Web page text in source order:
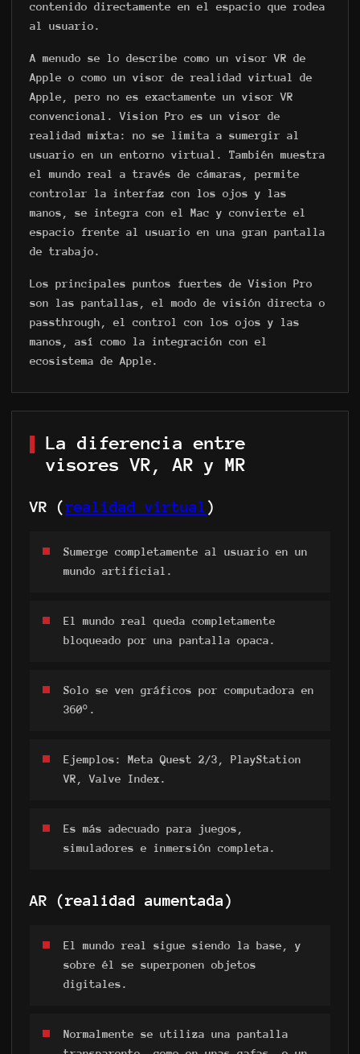
contenido directamente en el espacio que rodea
al usuario.
A menudo se lo describe como un visor VR de
Apple o como un visor de realidad virtual de
Apple, pero no es exactamente un visor VR
convencional. Vision Pro es un visor de
realidad mixta: no se limita a sumergir al
usuario en un entorno virtual. También muestra
el mundo real a través de cámaras, permite
controlar la interfaz con los ojos y las
manos, se integra con el Mac y convierte el
espacio frente al usuario en una gran pantalla
de trabajo.
Los principales puntos fuertes de Vision Pro
son las pantallas, el modo de visión directa o
passthrough, el control con los ojos y las
manos, así como la integración con el
ecosistema de Apple.
La diferencia entre
visores VR, AR y MR
VR (realidad virtual )
Sumerge completamente al usuario en un
mundo artificial.
El mundo real queda completamente
bloqueado por una pantalla opaca.
Solo se ven gráficos por computadora en
360°.
Ejemplos: Meta Quest 2/3, PlayStation
VR, Valve Index.
Es más adecuado para juegos,
simuladores e inmersión completa.
AR (realidad aumentada)
El mundo real sigue siendo la base, y
sobre él se superponen objetos
digitales.
Normalmente se utiliza una pantalla